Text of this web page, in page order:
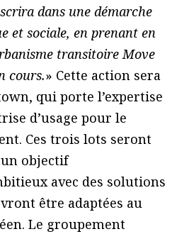
dans une démarche
et sociale, en prenant en
transitoire Move
cours.» Cette action sera
qui porte l’expertise
d’usage pour le
Ces trois lots seront
objectif
avec des solutions
être adaptées au
Le groupement